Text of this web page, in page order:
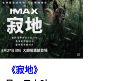
《寂地》